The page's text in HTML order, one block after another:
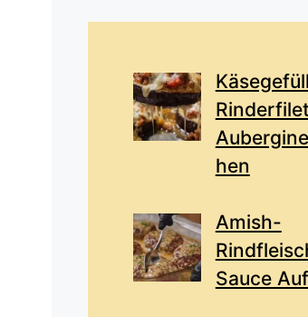
hen
Amish-
Sauce